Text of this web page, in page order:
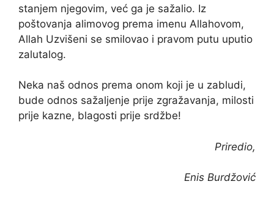
stanjem njegovim, već ga je sažalio. Iz
poštovanja alimovog prema imenu Allahovom,
Allah Uzvišeni se smilovao i pravom putu uputio
zalutalog.
Neka naš odnos prema onom koji je u zabludi,
bude odnos sažaljenje prije zgražavanja, milosti
prije kazne, blagosti prije srdžbe!
Priredio,
Enis Burdžović